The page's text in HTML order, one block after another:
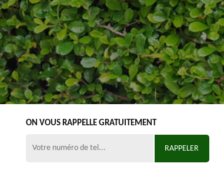
ON VOUS RAPPELLE GRATUITEMENT